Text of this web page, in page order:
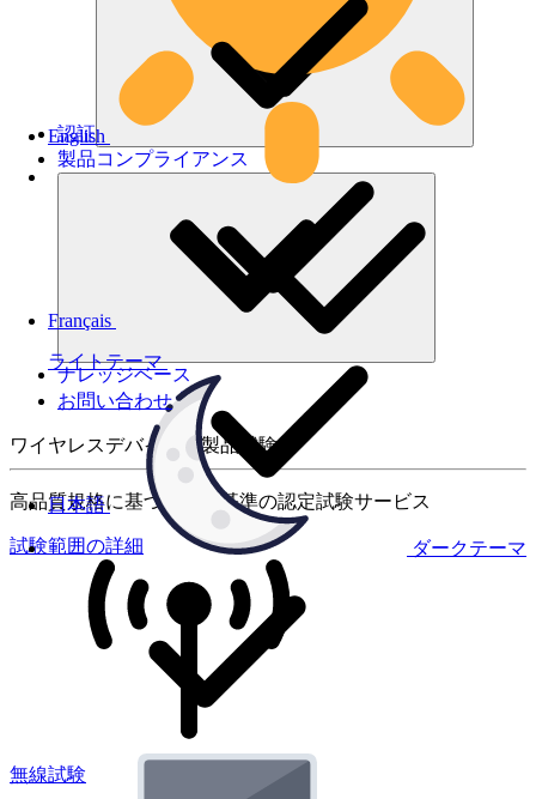
ライトテーマ
ダークテーマ
English
Français
日本語
認証
製品コンプライアンス
ナレッジベース
お問い合わせ
ワイヤレスデバイスの製品試験
高品質規格に基づく国際基準の認定試験サービス
試験範囲の詳細
無線試験